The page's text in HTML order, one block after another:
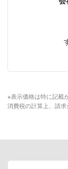
※表示価格は特に記載
消費税の計算上、請求